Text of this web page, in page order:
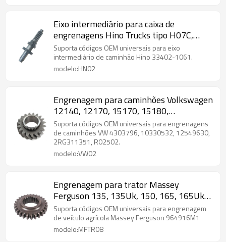
Eixo intermediário para caixa de
engrenagens Hino Trucks tipo H07C,
33402-1061-PAIRGEARS
Suporta códigos OEM universais para eixo
intermediário de caminhão Hino 33402-1061.
modelo:HN02
Engrenagem para caminhões Volkswagen
12140, 12170, 15170, 15180,
2RG311351, R02502-PAIRGEARS
Suporta códigos OEM universais para engrenagens
de caminhões VW 4303796, 10330532, 12549630,
2RG311351, R02502.
modelo:VW02
Engrenagem para trator Massey
Ferguson 135, 135Uk, 150, 165, 165Uk
964916M1-PAIRGEARS
Suporta códigos OEM universais para engrenagem
de veículo agrícola Massey Ferguson 964916M1
modelo:MFTR08